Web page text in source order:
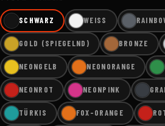
SCHWARZ WEISS
GOLD (SPIEGELND) BRONZE
NEONGELB NEONORANGE
NEONROT NEONPINK
TÜRKIS FOX-ORANGE